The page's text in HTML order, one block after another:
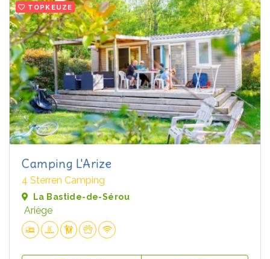
TOPKEUZE
Camping L'Arize
4 Sterren Camping
La Bastide-de-Sérou
Ariège